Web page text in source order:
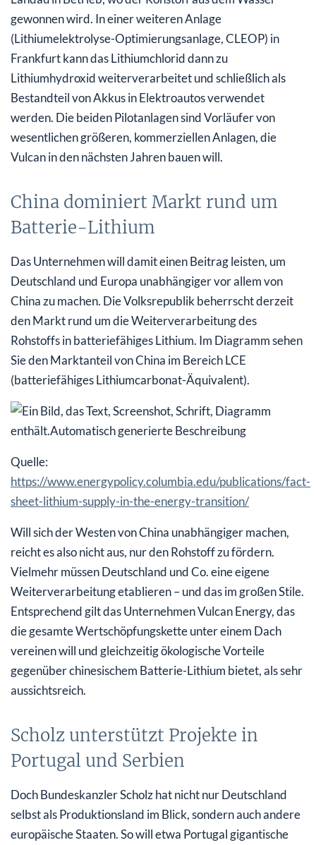
gewonnen wird. In einer weiteren Anlage
(Lithiumelektrolyse-Optimierungsanlage, CLEOP) in
Frankfurt kann das Lithiumchlorid dann zu
Lithiumhydroxid weiterverarbeitet und schließlich als
Bestandteil von Akkus in Elektroautos verwendet
werden. Die beiden Pilotanlagen sind Vorläufer von
wesentlichen größeren, kommerziellen Anlagen, die
Vulcan in den nächsten Jahren bauen will.
China dominiert Markt rund um
Batterie-Lithium
Das Unternehmen will damit einen Beitrag leisten, um
Deutschland und Europa unabhängiger vor allem von
China zu machen. Die Volksrepublik beherrscht derzeit
den Markt rund um die Weiterverarbeitung des
Rohstoffs in batteriefähiges Lithium. Im Diagramm sehen
Sie den Marktanteil von China im Bereich LCE
(batteriefähiges Lithiumcarbonat-Äquivalent).
Quelle:
https://www.energypolicy.columbia.edu/publications/fact-
sheet-lithium-supply-in-the-energy-transition/
Will sich der Westen von China unabhängiger machen,
reicht es also nicht aus, nur den Rohstoff zu fördern.
Vielmehr müssen Deutschland und Co. eine eigene
Weiterverarbeitung etablieren – und das im großen Stile.
Entsprechend gilt das Unternehmen Vulcan Energy, das
die gesamte Wertschöpfungskette unter einem Dach
vereinen will und gleichzeitig ökologische Vorteile
gegenüber chinesischem Batterie-Lithium bietet, als sehr
aussichtsreich.
Scholz unterstützt Projekte in
Portugal und Serbien
Doch Bundeskanzler Scholz hat nicht nur Deutschland
selbst als Produktionsland im Blick, sondern auch andere
europäische Staaten. So will etwa Portugal gigantische